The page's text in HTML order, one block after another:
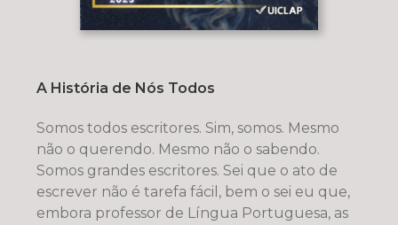
A História de Nós Todos
Somos todos escritores. Sim, somos. Mesmo
não o querendo. Mesmo não o sabendo.
Somos grandes escritores. Sei que o ato de
escrever não é tarefa fácil, bem o sei eu que,
embora professor de Língua Portuguesa, as